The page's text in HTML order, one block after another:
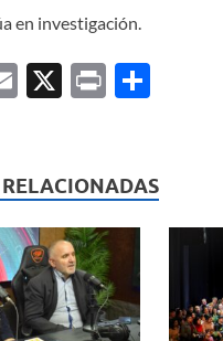
en investigación.
E X P C
p
ar